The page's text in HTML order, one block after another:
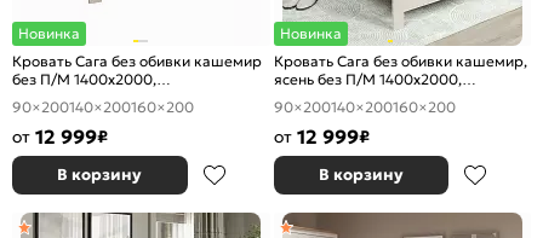
Новинка
Кровать Сага без обивки кашемир
без П/М 1400x2000,
ортопедическое основание,
изголовье жесткое
90×200140×200160×200
от 12 999₽
В корзину
Новинка
Кровать Сага без обивки кашемир,
ясень без П/М 1400x2000,
ортопедическое основание,
изголовье жесткое
90×200140×200160×200
от 12 999₽
В корзину